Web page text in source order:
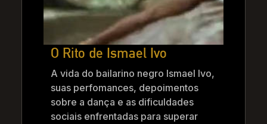
O Rito de Ismael Ivo
A vida do bailarino negro Ismael Ivo,
suas perfomances, depoimentos
sobre a dança e as dificuldades
sociais enfrentadas para superar